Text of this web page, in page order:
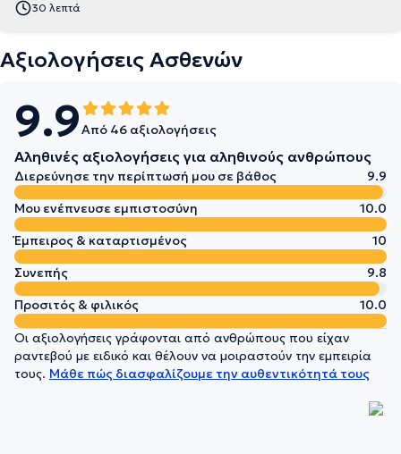
30 λεπτά
Αξιολογήσεις Ασθενών
9.9Από 46 αξιολογήσεις
Αληθινές αξιολογήσεις για αληθινούς ανθρώπους
Διερεύνησε την περίπτωσή μου σε βάθος
9.9
Μου ενέπνευσε εμπιστοσύνη
10.0
Έμπειρος & καταρτισμένος
10
Συνεπής
9.8
Προσιτός & φιλικός
10.0
Οι αξιολογήσεις γράφονται από ανθρώπους που είχαν
ραντεβού με ειδικό και θέλουν να μοιραστούν την εμπειρία
τους. Μάθε πώς διασφαλίζουμε την αυθεντικότητά τους